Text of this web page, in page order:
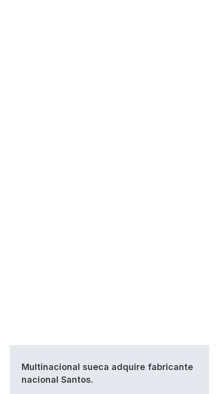
Multinacional sueca adquire fabricante
nacional Santos.